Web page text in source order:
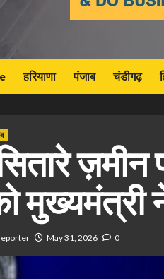
हरियाणा पंजाब चंडीगढ़
ज़मीन
मुख्यमंत्री
May 31, 2026 0